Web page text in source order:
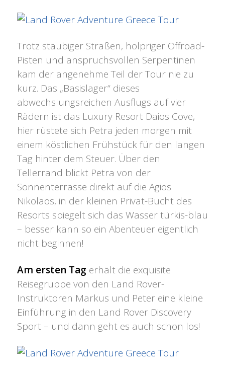
Trotz staubiger Straßen, holpriger Offroad-
Pisten und anspruchsvollen Serpentinen
kam der angenehme Teil der Tour nie zu
kurz. Das „Basislager“ dieses
abwechslungsreichen Ausflugs auf vier
Rädern ist das Luxury Resort Daios Cove,
hier rüstete sich Petra jeden morgen mit
einem köstlichen Frühstück für den langen
Tag hinter dem Steuer. Über den
Tellerrand blickt Petra von der
Sonnenterrasse direkt auf die Agios
Nikolaos, in der kleinen Privat-Bucht des
Resorts spiegelt sich das Wasser türkis-blau
– besser kann so ein Abenteuer eigentlich
nicht beginnen!
Am ersten Tag erhält die exquisite
Reisegruppe von den Land Rover-
Instruktoren Markus und Peter eine kleine
Einführung in den Land Rover Discovery
Sport – und dann geht es auch schon los!